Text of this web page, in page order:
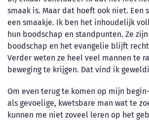
smaak is. Maar dat hoeft ook niet. Een
een smaakje. Ik ben het inhoudelijk
hun boodschap en standpunten. Ze
boodschap en het evangelie blijft
Verder weten ze heel veel mannen te
beweging te krijgen. Dat vind ik
Om even terug te komen op mijn
als gevoelige, kwetsbare man wat te
kunnen me niet zoveel leren op het